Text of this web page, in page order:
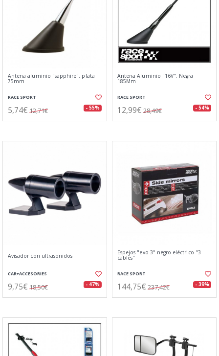
Antena aluminio "sapphire". plata
75mm
RACE SPORT
5,74€ 12,71€ - 55%
Antena Aluminio "16V". Negra
185Mm
RACE SPORT
12,99€ 28,49€ - 54%
Avisador con ultrasonidos
CAR+ACCESORIES
9,75€ 18,50€ - 47%
Espejos "evo 3" negro eléctrico "3
cables"
RACE SPORT
144,75€ 237,42€ - 39%